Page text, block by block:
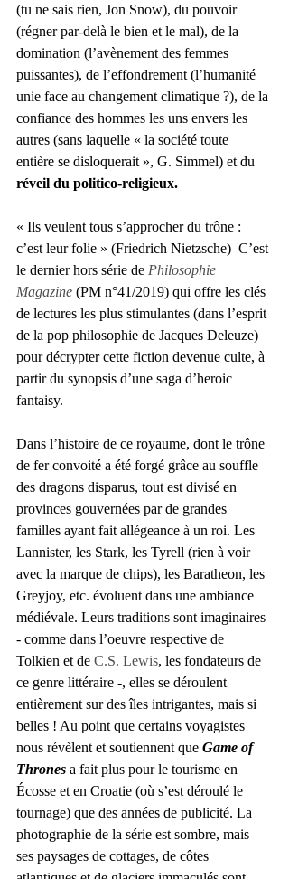
(tu ne sais rien, Jon Snow), du pouvoir
(régner par-delà le bien et le mal), de la
domination (l’avènement des femmes
puissantes), de l’effondrement (l’humanité
unie face au changement climatique ?), de la
confiance des hommes les uns envers les
autres (sans laquelle « la société toute
entière se disloquerait », G. Simmel) et du
réveil du politico-religieux.
« Ils veulent tous s’approcher du trône :
c’est leur folie » (Friedrich Nietzsche)  C’est
le dernier hors série de Philosophie
Magazine (PM n°41/2019) qui offre les clés
de lectures les plus stimulantes (dans l’esprit
de la pop philosophie de Jacques Deleuze)
pour décrypter cette fiction devenue culte, à
partir du synopsis d’une saga d’heroic
fantaisy.
Dans l’histoire de ce royaume, dont le trône
de fer convoité a été forgé grâce au souffle
des dragons disparus, tout est divisé en
provinces gouvernées par de grandes
familles ayant fait allégeance à un roi. Les
Lannister, les Stark, les Tyrell (rien à voir
avec la marque de chips), les Baratheon, les
Greyjoy, etc. évoluent dans une ambiance
médiévale. Leurs traditions sont imaginaires
- comme dans l’oeuvre respective de
Tolkien et de C.S. Lewis, les fondateurs de
ce genre littéraire -, elles se déroulent
entièrement sur des îles intrigantes, mais si
belles ! Au point que certains voyagistes
nous révèlent et soutiennent que Game of
Thrones a fait plus pour le tourisme en
Écosse et en Croatie (où s’est déroulé le
tournage) que des années de publicité. La
photographie de la série est sombre, mais
ses paysages de cottages, de côtes